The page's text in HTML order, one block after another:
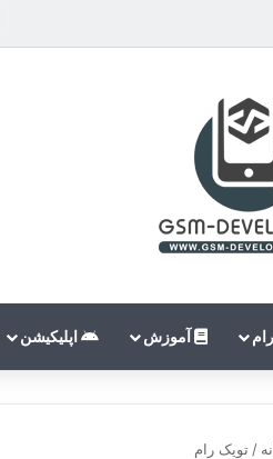
رام آموزش اپلیکیشن
/ تویک رام